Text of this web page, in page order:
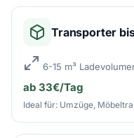
Transporter
6-15 m³
ab 33€/Tag
Ideal für: Umzüge,